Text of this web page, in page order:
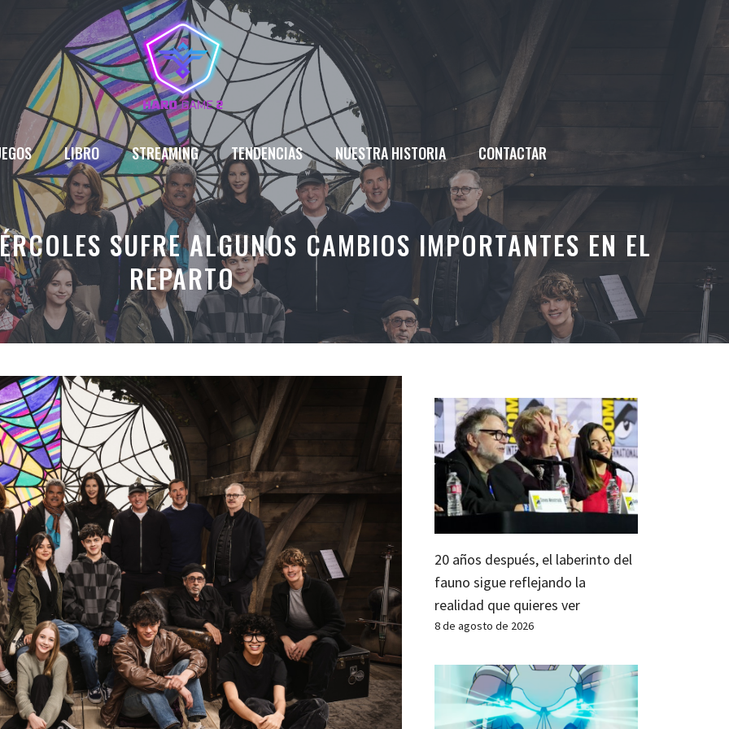
LIBRO STREAMING TENDENCIAS NUESTRA HISTORIA CONTACTAR
SUFRE ALGUNOS CAMBIOS IMPORTANTES EN EL
REPARTO
20 años después, el laberinto del
fauno sigue reflejando la
realidad que quieres ver
8 de agosto de 2026